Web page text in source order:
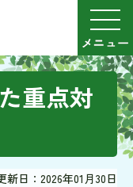
重点対
新日：2026年01月30日